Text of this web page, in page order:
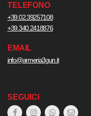
TELEFONO
+39.02.39257108
+39.340.2418876
EMAIL
info@armeria3gun.it
SEGUICI